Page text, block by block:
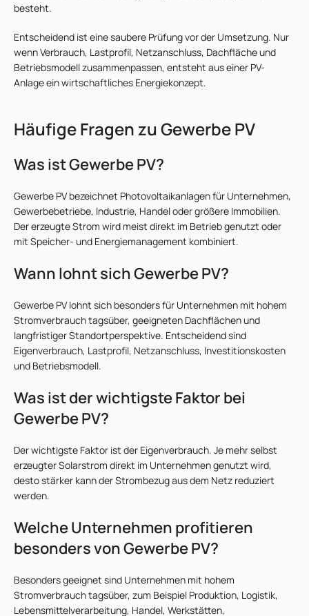
besteht.
Entscheidend ist eine saubere Prüfung vor der Umsetzung. Nur
wenn Verbrauch, Lastprofil, Netzanschluss, Dachfläche und
Betriebsmodell zusammenpassen, entsteht aus einer PV-
Anlage ein wirtschaftliches Energiekonzept.
Häufige Fragen zu Gewerbe PV
Was ist Gewerbe PV?
Gewerbe PV bezeichnet Photovoltaikanlagen für Unternehmen,
Gewerbebetriebe, Industrie, Handel oder größere Immobilien.
Der erzeugte Strom wird meist direkt im Betrieb genutzt oder
mit Speicher- und Energiemanagement kombiniert.
Wann lohnt sich Gewerbe PV?
Gewerbe PV lohnt sich besonders für Unternehmen mit hohem
Stromverbrauch tagsüber, geeigneten Dachflächen und
langfristiger Standortperspektive. Entscheidend sind
Eigenverbrauch, Lastprofil, Netzanschluss, Investitionskosten
und Betriebsmodell.
Was ist der wichtigste Faktor bei
Gewerbe PV?
Der wichtigste Faktor ist der Eigenverbrauch. Je mehr selbst
erzeugter Solarstrom direkt im Unternehmen genutzt wird,
desto stärker kann der Strombezug aus dem Netz reduziert
werden.
Welche Unternehmen profitieren
besonders von Gewerbe PV?
Besonders geeignet sind Unternehmen mit hohem
Stromverbrauch tagsüber, zum Beispiel Produktion, Logistik,
Lebensmittelverarbeitung, Handel, Werkstätten,